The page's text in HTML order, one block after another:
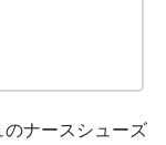
のナースシューズ